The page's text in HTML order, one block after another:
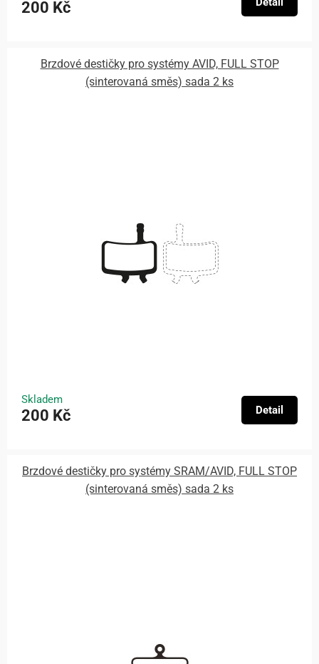
200 Kč
Brzdové destičky pro systémy AVID, FULL STOP
(sinterovaná směs) sada 2 ks
Skladem
200 Kč Detail
Brzdové destičky pro systémy SRAM/AVID, FULL STOP
(sinterovaná směs) sada 2 ks